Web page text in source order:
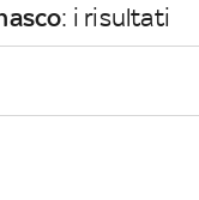
: i risultati